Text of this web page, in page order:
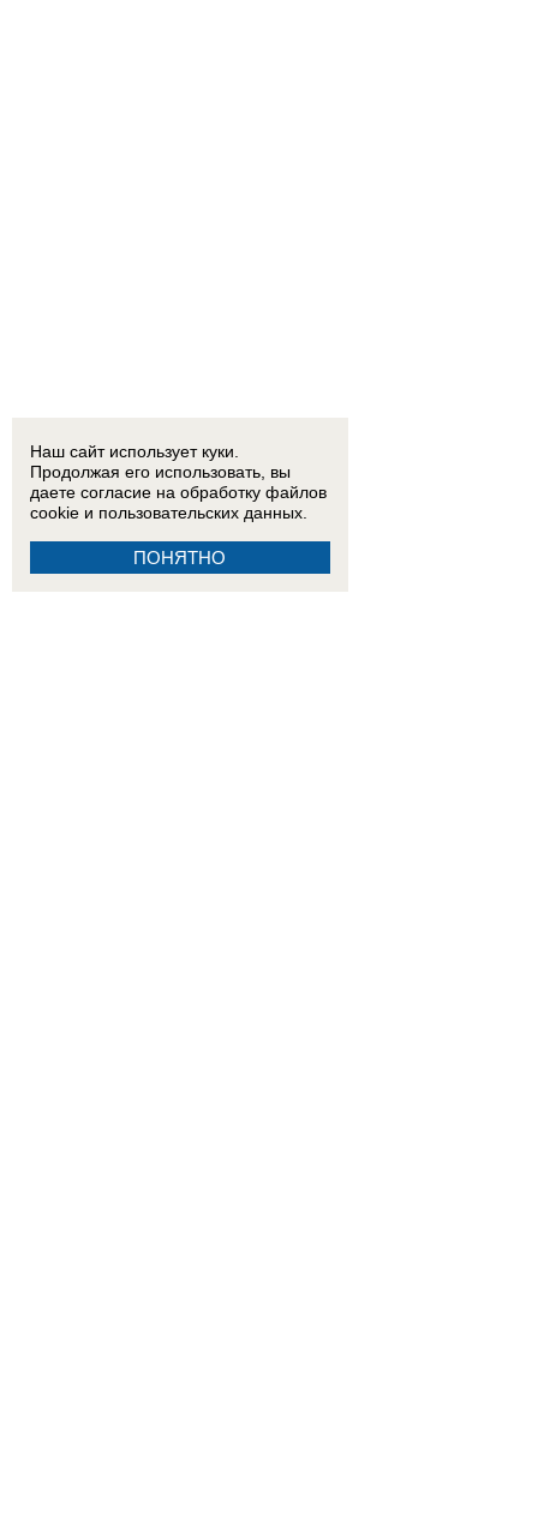
Наш сайт использует куки.
Продолжая его использовать, вы
даете согласие на обработку файлов
cookie и пользовательских данных.
ПОНЯТНО